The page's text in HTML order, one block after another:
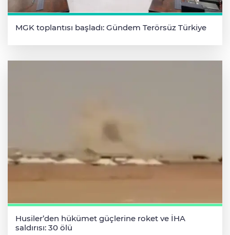
MGK toplantısı başladı: Gündem Terörsüz Türkiye
Husiler’den hükümet güçlerine roket ve İHA
saldırısı: 30 ölü